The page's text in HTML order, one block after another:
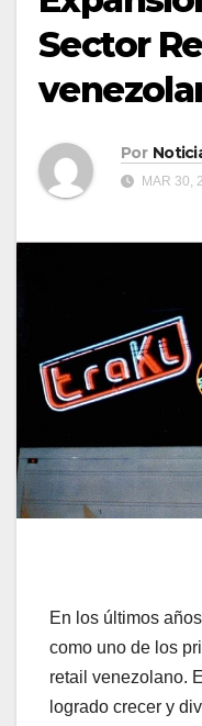
Sector
Por
MAR 30,
En los últimos
como uno de los
retail venezolano.
logrado crecer y